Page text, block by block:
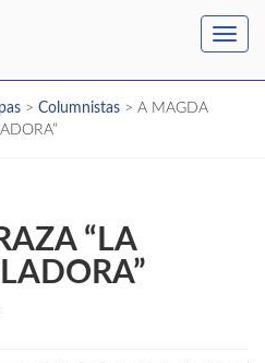
> Columnistas > A MAGDA
“LA